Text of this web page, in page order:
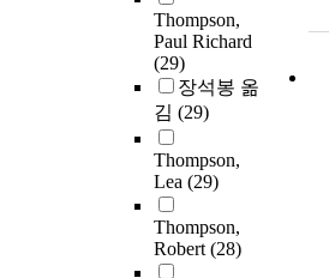
Thompson,
Paul Richard
(29)
장석봉 옮
김 (29)
Thompson,
Lea (29)
Thompson,
Robert(28)